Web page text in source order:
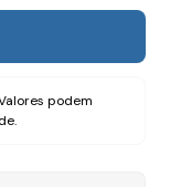
podem